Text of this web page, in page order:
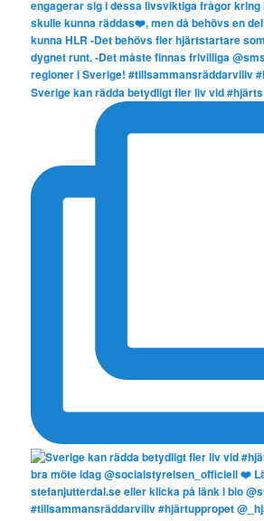
Sverige kan rädda betydligt fler liv vid #hjärts